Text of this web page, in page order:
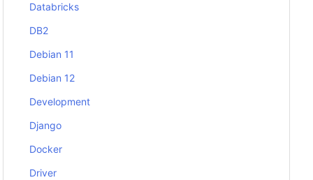
Databricks
DB2
Debian 11
Debian 12
Development
Django
Docker
Driver